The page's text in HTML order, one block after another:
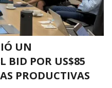
UN
BID POR US$85
PRODUCTIVAS